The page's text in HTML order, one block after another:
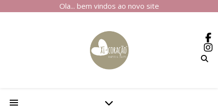
Ola... bem vindos ao novo site